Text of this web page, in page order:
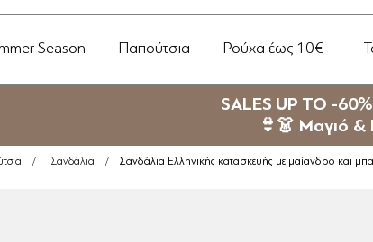
Season Παπούτσια Ρούχα έως 10€
SALES UP TO -
👙👗 Μαγιό
/ Σανδάλια / Σανδάλια Ελληνικής κατασκευής με μαίανδρο και